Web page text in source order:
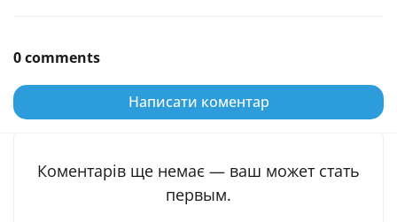
0 comments
Написати коментар
Коментарів ще немає — ваш может стать
первым.